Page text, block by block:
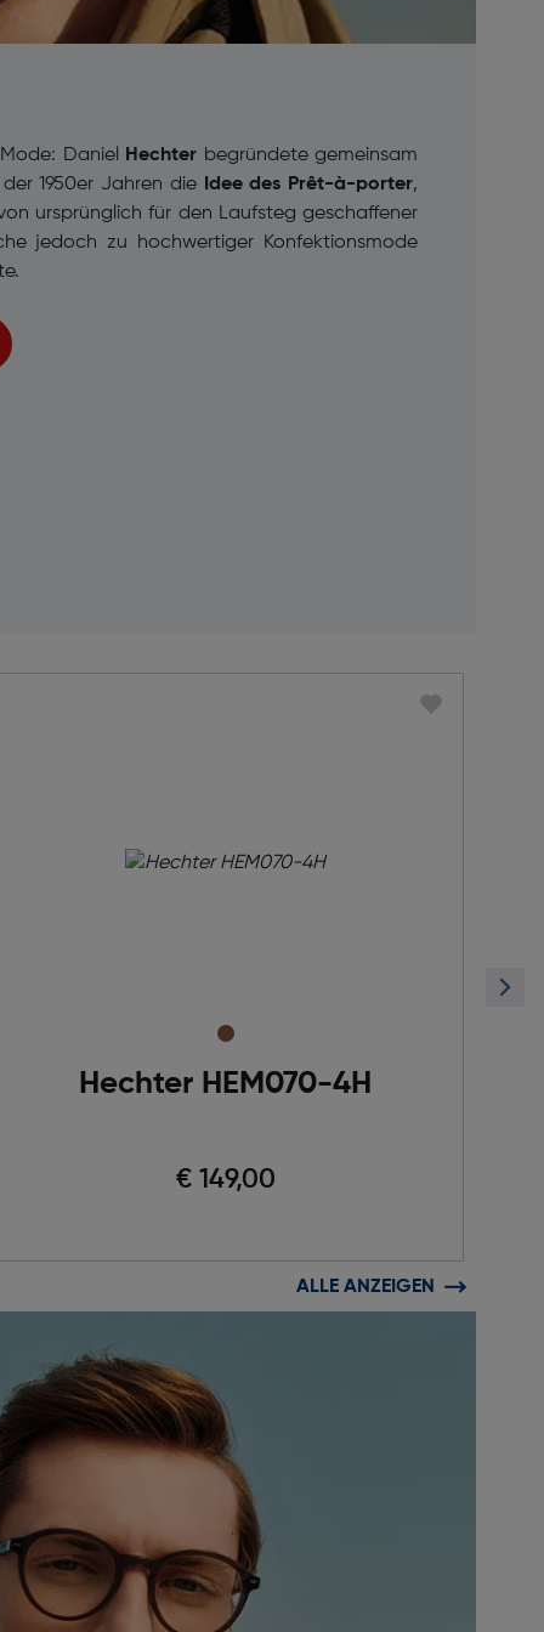
Daniel Hechter begründete gemeinsam
1950er Jahren die Idee des Prêt-à-porter,
ursprünglich für den Laufsteg geschaffener
jedoch zu hochwertiger Konfektionsmode
Hechter HEM070-4H
€ 149,00
ALLE ANZEIGEN